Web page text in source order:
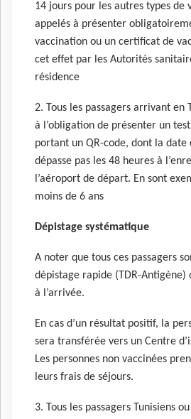
14 jours pour les autres types de
appelés à présenter
vaccination ou un certificat de
cet effet par les Autorités
résidence
2. Tous les passagers arrivant en
à l’obligation de présenter un
portant un QR-code, dont la
dépasse pas les 48 heures à
l’aéroport de départ. En sont
moins de 6 ans
Dépistage systématique
A noter que tous ces passagers
dépistage rapide (TDR-Antigène)
à l’arrivée.
En cas d’un résultat positif, la
sera transférée vers un Centre
Les personnes non vaccinées
leurs frais de séjours.
3. Tous les passagers Tunisiens